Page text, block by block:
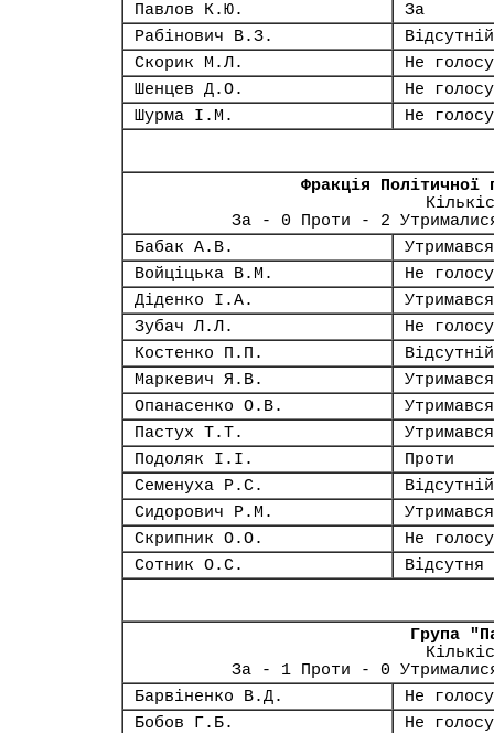
Павлов К.Ю.
За
Рабінович В.З.
Відсутній
Скорик М.Л.
Не
Шенцев Д.О.
Не
Шурма І.М.
Не
Фракція Політичної
За - 0 Проти - 2
Бабак А.В.
Утримався
Войціцька В.М.
Не
Діденко І.А.
Утримався
Зубач Л.Л.
Не
Костенко П.П.
Відсутній
Маркевич Я.В.
Утримався
Опанасенко О.В.
Утримався
Пастух Т.Т.
Утримався
Подоляк І.І.
Проти
Семенуха Р.С.
Відсутній
Сидорович Р.М.
Утримався
Скрипник О.О.
Не
Сотник О.С.
Відсутня
Група
За - 1 Проти - 0
Барвіненко В.Д.
Не
Бобов Г.Б.
Не